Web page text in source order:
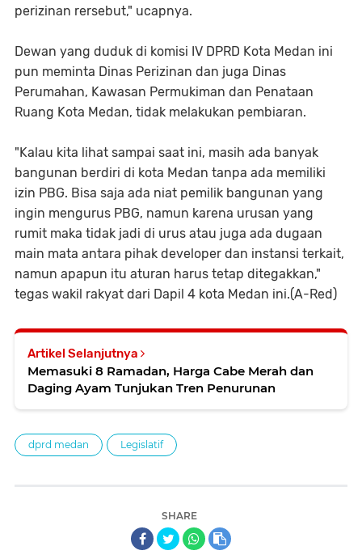
perizinan rersebut," ucapnya.
Dewan yang duduk di komisi IV DPRD Kota Medan ini
pun meminta Dinas Perizinan dan juga Dinas
Perumahan, Kawasan Permukiman dan Penataan
Ruang Kota Medan, tidak melakukan pembiaran.
"Kalau kita lihat sampai saat ini, masih ada banyak
bangunan berdiri di kota Medan tanpa ada memiliki
izin PBG. Bisa saja ada niat pemilik bangunan yang
ingin mengurus PBG, namun karena urusan yang
rumit maka tidak jadi di urus atau juga ada dugaan
main mata antara pihak developer dan instansi terkait,
namun apapun itu aturan harus tetap ditegakkan,"
tegas wakil rakyat dari Dapil 4 kota Medan ini.(A-Red)
Artikel Selanjutnya
Memasuki 8 Ramadan, Harga Cabe Merah dan
Daging Ayam Tunjukan Tren Penurunan
dprd medan Legislatif
SHARE